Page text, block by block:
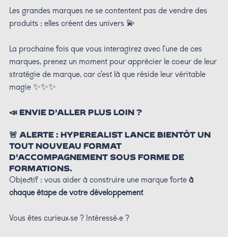
Les grandes marques ne se contentent pas de vendre des
produits ; elles créent des univers 💫
La prochaine fois que vous interagirez avec l'une de ces
marques, prenez un moment pour apprécier le coeur de leur
stratégie de marque, car c'est là que réside leur véritable
magie ✨✨✨
📣 ENVIE D’ALLER PLUS LOIN ?
🚨 ALERTE : HYPEREALIST LANCE BIENTÔT UN
TOUT NOUVEAU FORMAT
D’ACCOMPAGNEMENTSOUS FORME DE
FORMATIONS.
Objectif : vous aider à construire une marque forte à
chaque étape de votre développement
Vous êtes curieux·se ? Intéressé·e ?